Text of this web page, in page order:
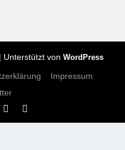
von WordPress
Impressum